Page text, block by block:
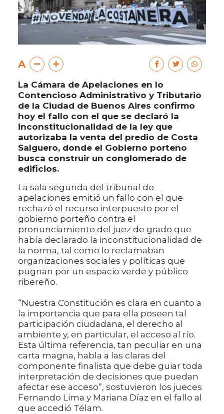
A
La Cámara de Apelaciones en lo
Contencioso Administrativo y Tributario
de la Ciudad de Buenos Aires confirmo
hoy el fallo con el que se declaró la
inconstitucionalidad de la ley que
autorizaba la venta del predio de Costa
Salguero, donde el Gobierno porteño
busca construir un conglomerado de
edificios.
La sala segunda del tribunal de
apelaciones emitió un fallo con el que
rechazó el recurso interpuesto por el
gobierno porteño contra el
pronunciamiento del juez de grado que
había declarado la inconstitucionalidad de
la norma, tal como lo reclamaban
organizaciones sociales y políticas que
pugnan por un espacio verde y público
ribereño.
“Nuestra Constitución es clara en cuanto a
la importancia que para ella poseen tal
participación ciudadana, el derecho al
ambiente y, en particular, el acceso al río.
Esta última referencia, tan peculiar en una
carta magna, habla a las claras del
componente finalista que debe guiar toda
interpretación de decisiones que puedan
afectar ese acceso”, sostuvieron los jueces
Fernando Lima y Mariana Díaz en el fallo al
que accedió Télam.